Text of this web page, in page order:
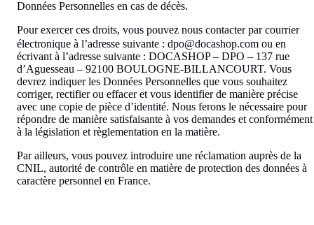
Données Personnelles en cas de décès.
Pour exercer ces droits, vous pouvez nous contacter par courrier
électronique à l’adresse suivante : dpo@docashop.com ou en
écrivant à l’adresse suivante : DOCASHOP – DPO – 137 rue
d’Aguesseau – 92100 BOULOGNE-BILLANCOURT. Vous
devrez indiquer les Données Personnelles que vous souhaitez
corriger, rectifier ou effacer et vous identifier de manière précise
avec une copie de pièce d’identité. Nous ferons le nécessaire pour
répondre de manière satisfaisante à vos demandes et conformément
à la législation et règlementation en la matière.
Par ailleurs, vous pouvez introduire une réclamation auprès de la
CNIL, autorité de contrôle en matière de protection des données à
caractère personnel en France.